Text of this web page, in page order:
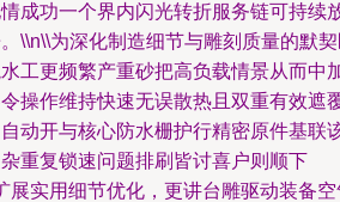
成功一个界内闪光转折服务链可持续
\\n\\为深化制造细节与雕刻质量的默
工更频繁产重砂把高负载情景从而中
操作维持快速无误散热且双重有效遮
动开与核心防水栅护行精密原件基联
重复锁速问题排刷皆讨喜户则顺下
展实用细节优化，更讲台雕驱动装备